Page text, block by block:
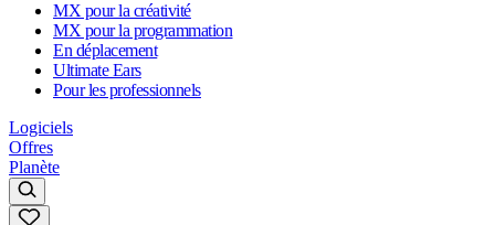
MX pour la créativité
MX pour la programmation
En déplacement
Ultimate Ears
Pour les professionnels
Logiciels
Offres
Planète